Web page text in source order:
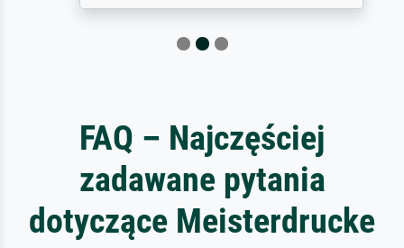
FAQ – Najczęściej
zadawane pytania
dotyczące Meisterdrucke